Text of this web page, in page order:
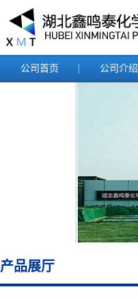
公司首页 公司介绍
产品展厅